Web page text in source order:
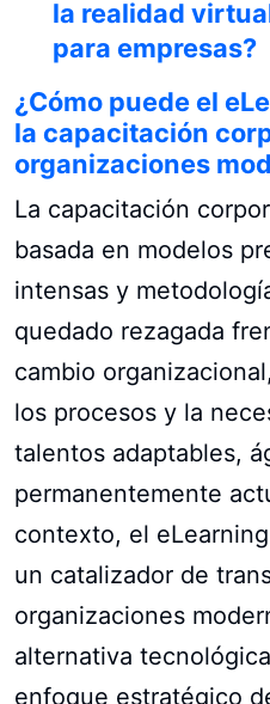
la realidad
para empresas?
¿Cómo puede el
la capacitación
organizaciones
La capacitación
basada en modelos
intensas y
quedado rezagada
cambio
los procesos y la
talentos adaptables,
permanentemente
contexto, el
un catalizador de
organizaciones
alternativa
enfoque estratégico